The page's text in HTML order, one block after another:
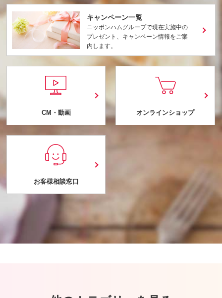
キャンペーン一覧
ニッポンハムグループで現在実施中の
プレゼント、キャンペーン情報をご案
内します。
CM・動画 オンラインショップ
お客様相談窓口